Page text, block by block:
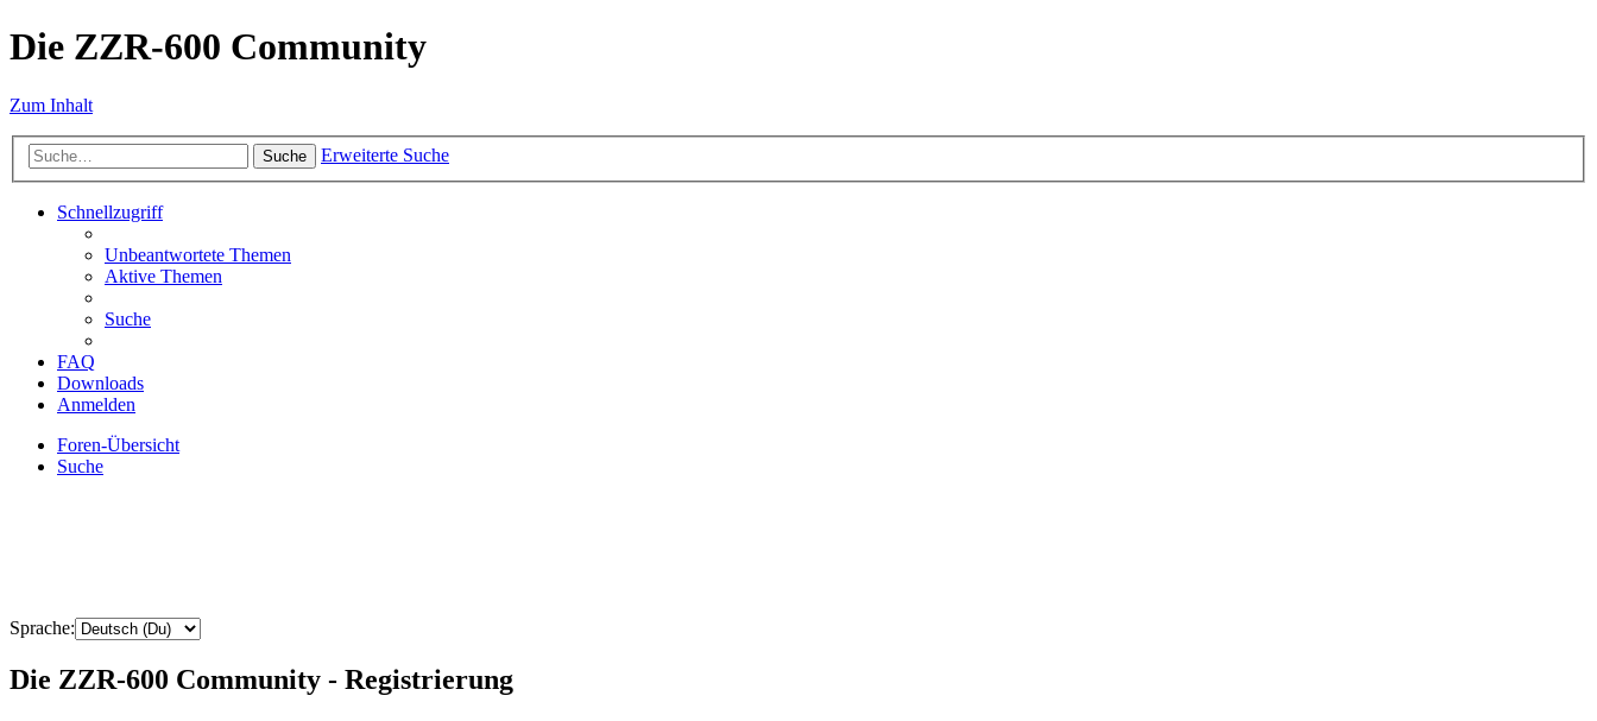
Die ZZR-600 Community
Zum Inhalt
Suche Erweiterte Suche
Schnellzugriff
Unbeantwortete Themen
Aktive Themen
Suche
FAQ
Downloads
Anmelden
Foren-Übersicht
Suche
Sprache:
Die ZZR-600 Community - Registrierung